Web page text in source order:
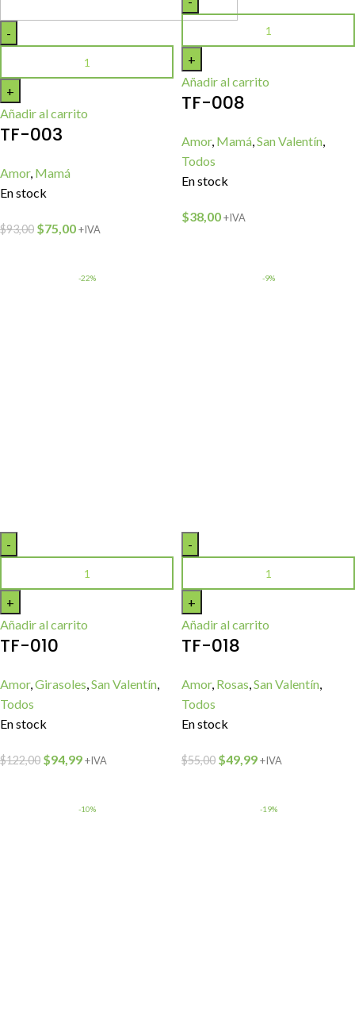
Añadir al carrito
TF-003
Amor, Mamá
En stock
$93,00 $75,00+IVA
Añadir al carrito
TF-008
Amor, Mamá,San Valentín,
Todos
En stock
$38,00+IVA
-22%
Añadir al carrito
TF-010
Amor,Girasoles,San Valentín,
Todos
En stock
$122,00 $94,99+IVA
-9%
Añadir al carrito
TF-018
Amor, Rosas,San Valentín,
Todos
En stock
$55,00 $49,99+IVA
-10% -19%